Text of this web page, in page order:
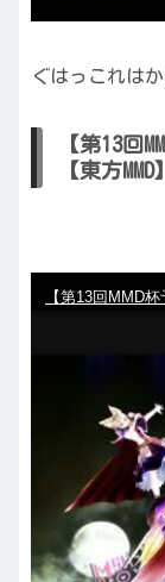
ぐはっこれはか
【第13回
【東方